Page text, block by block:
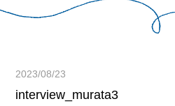
2023/08/23
interview_murata3